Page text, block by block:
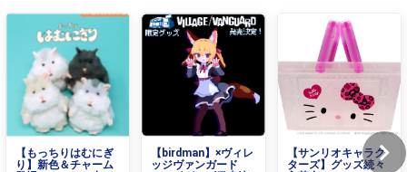
【もっちりはむにぎ
り】新色＆チャーム
【birdman】×ヴィレ
ッジヴァンガード
【サンリオキャラク
ターズ】グッズ続々